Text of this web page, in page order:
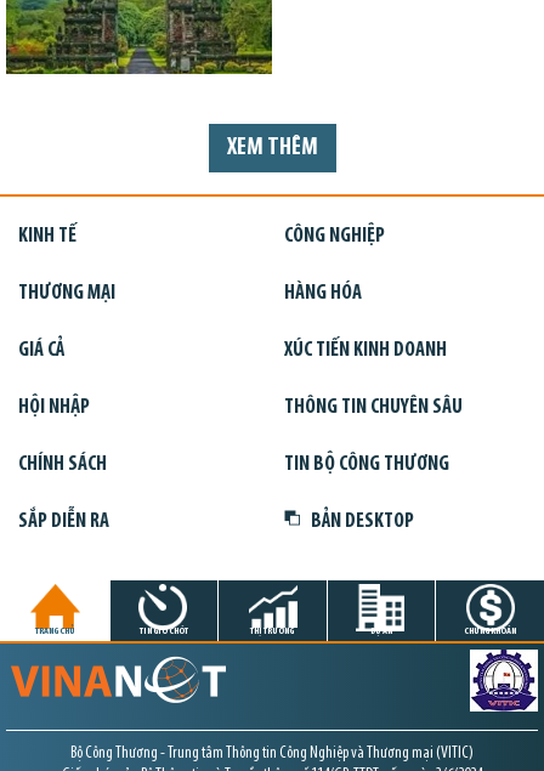
XEM THÊM
KINH TẾ CÔNG NGHIỆP
THƯƠNG MẠI HÀNG HÓA
GIÁ CẢ XÚC TIẾN KINH DOANH
HỘI NHẬP THÔNG TIN CHUYÊN SÂU
CHÍNH SÁCH TIN BỘ CÔNG THƯƠNG
SẮP DIỄN RA BẢN DESKTOP
TRANG CHỦ TIN GIỜ CHÓT THỊ TRƯỜNG DỰ ÁN CHỨNG KHOÁN
Bộ Công Thương - Trung tâm Thông tin Công Nghiệp và Thương mại (VITIC)